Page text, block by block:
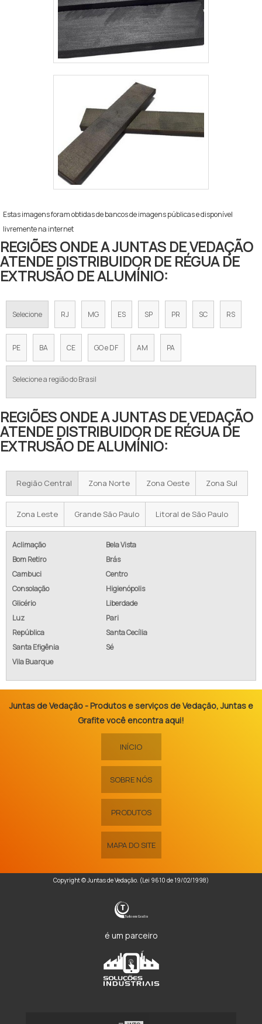
Estas imagens foram obtidas de bancos de imagens públicas e disponível
livremente na internet
REGIÕES ONDE A JUNTAS DE VEDAÇÃO
ATENDE DISTRIBUIDOR DE RÉGUA DE
EXTRUSÃO DE ALUMÍNIO:
Selecione RJ MG ES SP PR SC RS
PE BA CE GO e DF AM PA
Selecione a região do Brasil
REGIÕES ONDE A JUNTAS DE VEDAÇÃO
ATENDE DISTRIBUIDOR DE RÉGUA DE
EXTRUSÃO DE ALUMÍNIO:
Região Central Zona Norte Zona Oeste Zona Sul
Zona Leste Grande São Paulo Litoral de São Paulo
Aclimação
Bela Vista
Bom Retiro
Brás
Cambuci
Centro
Consolação
Higienópolis
Glicério
Liberdade
Luz
Pari
República
Santa Cecília
Santa Efigênia
Sé
Vila Buarque
Juntas de Vedação - Produtos e serviços de Vedação, Juntas e
Grafite você encontra aqui!
INÍCIO
SOBRE NÓS
PRODUTOS
MAPA DO SITE
Copyright © Juntas de Vedação. (Lei 9610 de 19/02/1998)
é um parceiro